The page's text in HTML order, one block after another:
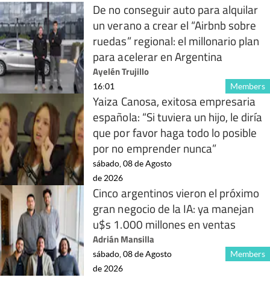
De no conseguir auto para alquilar
un verano a crear el “Airbnb sobre
ruedas” regional: el millonario plan
para acelerar en Argentina
Ayelén Trujillo
Members
16:01
Yaiza Canosa, exitosa empresaria
española: “Si tuviera un hijo, le diría
que por favor haga todo lo posible
por no emprender nunca”
sábado, 08 de Agosto
de 2026
Cinco argentinos vieron el próximo
gran negocio de la IA: ya manejan
u$s 1.000 millones en ventas
Adrián Mansilla
Members
sábado, 08 de Agosto
de 2026